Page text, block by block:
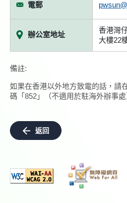
電郵
辦公室地址
香港灣
大樓22
備註:
如果在香港以外地方致電的話，請
碼「852」（不適用於駐海外辦事處
返回